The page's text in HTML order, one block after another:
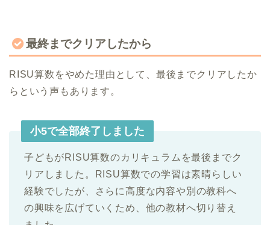
最終までクリアしたから
RISU算数をやめた理由として、最後までクリアしたか
らという声もあります。
小5で全部終了しました
子どもがRISU算数のカリキュラムを最後までク
リアしました。RISU算数での学習は素晴らしい
経験でしたが、さらに高度な内容や別の教科へ
の興味を広げていくため、他の教材へ切り替え